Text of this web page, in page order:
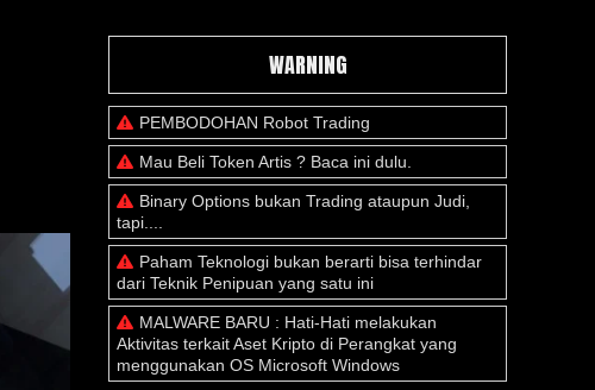
WARNING
PEMBODOHAN Robot Trading
Mau Beli Token Artis ? Baca ini dulu.
Binary Options bukan Trading ataupun Judi,
tapi....
Paham Teknologi bukan berarti bisa terhindar
dari Teknik Penipuan yang satu ini
MALWARE BARU : Hati-Hati melakukan
Aktivitas terkait Aset Kripto di Perangkat yang
menggunakan OS Microsoft Windows